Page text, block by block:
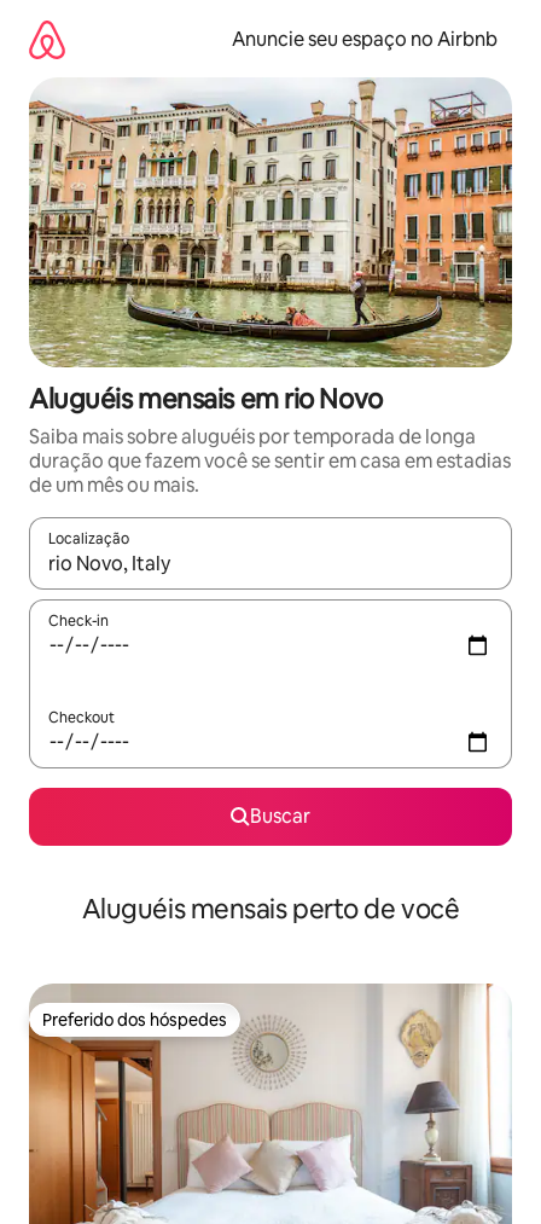
para
conteúdo
Anuncie seu espaço no Airbnb
Aluguéis mensais em rio Novo
Saiba mais sobre aluguéis por temporada de longa
duração que fazem você se sentir em casa em estadias
de um mês ou mais.
Localização
Quando os resultados estiverem disponíveis, explore-os
Check-in
Checkout
Buscar
Aluguéis mensais perto de você
Preferido dos hóspedes
Preferido dos hóspedes